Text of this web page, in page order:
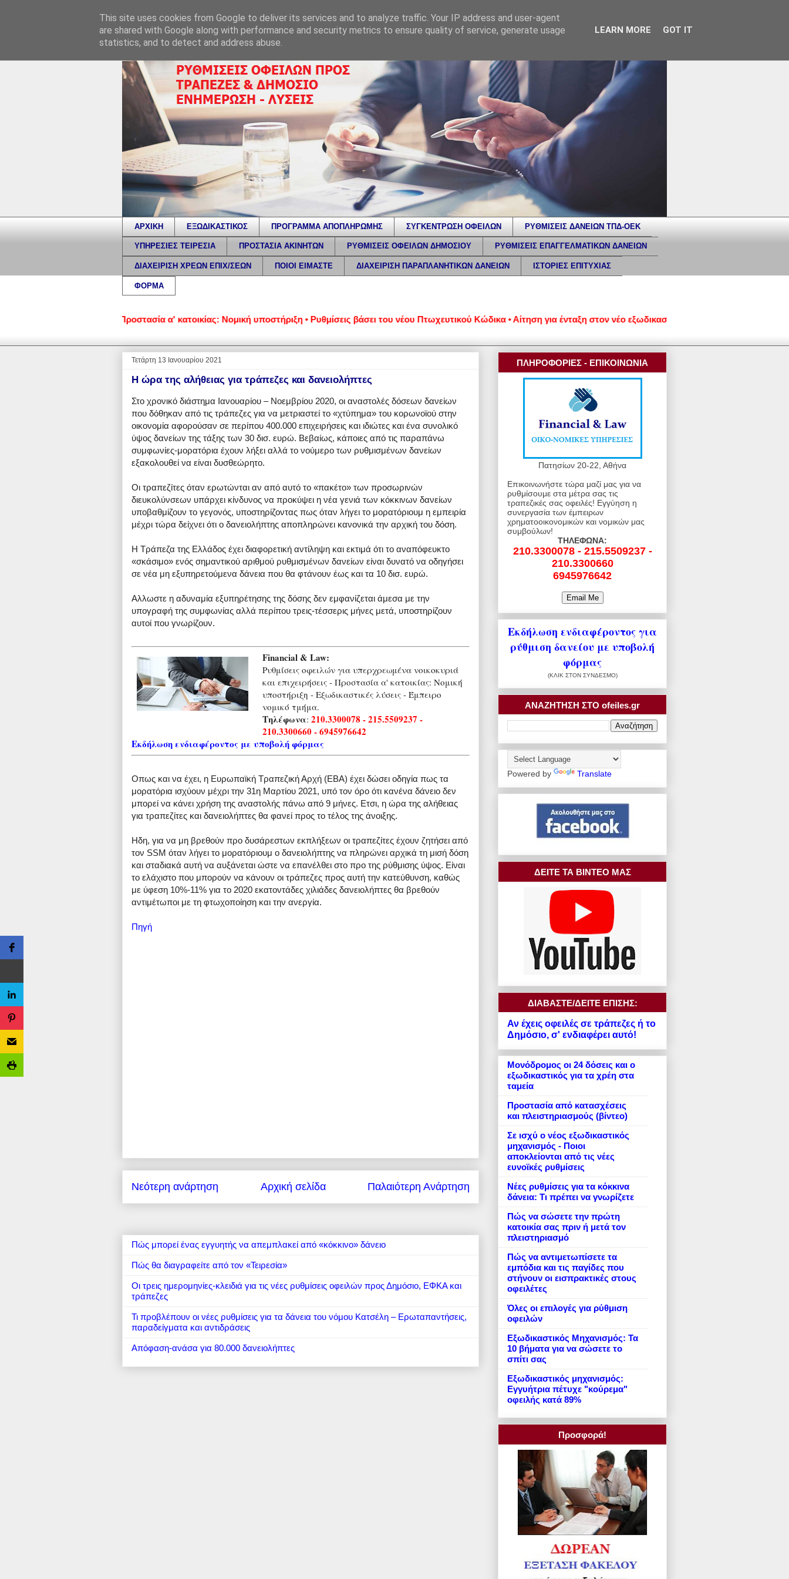
ΑΡΧΙΚΗ ΕΞΩΔΙΚΑΣΤΙΚΟΣ ΠΡΟΓΡΑΜΜΑ ΑΠΟΠΛΗΡΩΜΗΣ ΣΥΓΚΕΝΤΡΩΣΗ ΟΦΕΙΛΩΝ ΡΥΘΜΙΣΕΙΣ ΔΑΝΕΙΩΝ ΤΠΔ-ΟΕΚ
ΥΠΗΡΕΣΙΕΣ ΤΕΙΡΕΣΙΑ ΠΡΟΣΤΑΣΙΑ ΑΚΙΝΗΤΩΝ ΡΥΘΜΙΣΕΙΣ ΟΦΕΙΛΩΝ ΔΗΜΟΣΙΟΥ ΡΥΘΜΙΣΕΙΣ ΕΠΑΓΓΕΛΜΑΤΙΚΩΝ ΔΑΝΕΙΩΝ
ΔΙΑΧΕΙΡΙΣΗ ΧΡΕΩΝ ΕΠΙΧ/ΣΕΩΝ ΠΟΙΟΙ ΕΙΜΑΣΤΕ ΔΙΑΧΕΙΡΙΣΗ ΠΑΡΑΠΛΑΝΗΤΙΚΩΝ ΔΑΝΕΙΩΝ ΙΣΤΟΡΙΕΣ ΕΠΙΤΥΧΙΑΣ
ΦΟΡΜΑ
και επιχειρήσεις • Προστασία α' κατοικίας: Νομική υποστήριξη • Ρυθμίσεις βάσει του νέου Πτωχευτικού Κώδικα • Αίτηση για ένταξη στον νέο εξωδικαστικό μηχανισμό ρύθμισης
Τετάρτη 13 Ιανουαρίου 2021
Η ώρα της αλήθειας για τράπεζες και δανειολήπτες
Στο χρονικό διάστημα Ιανουαρίου – Νοεμβρίου 2020, οι αναστολές δόσεων δανείων
που δόθηκαν από τις τράπεζες για να μετριαστεί το «χτύπημα» του κορωνοϊού στην
οικονομία αφορούσαν σε περίπου 400.000 επιχειρήσεις και ιδιώτες και ένα συνολικό
ύψος δανείων της τάξης των 30 δισ. ευρώ. Βεβαίως, κάποιες από τις παραπάνω
συμφωνίες-μορατόρια έχουν λήξει αλλά το νούμερο των ρυθμισμένων δανείων
εξακολουθεί να είναι δυσθεώρητο.
Οι τραπεζίτες όταν ερωτώνται αν από αυτό το «πακέτο» των προσωρινών
διευκολύνσεων υπάρχει κίνδυνος να προκύψει η νέα γενιά των κόκκινων δανείων
υποβαθμίζουν το γεγονός, υποστηρίζοντας πως όταν λήγει το μορατόριουμ η εμπειρία
μέχρι τώρα δείχνει ότι ο δανειολήπτης αποπληρώνει κανονικά την αρχική του δόση.
H Τράπεζα της Ελλάδος έχει διαφορετική αντίληψη και εκτιμά ότι το αναπόφευκτο
«σκάσιμο» ενός σημαντικού αριθμού ρυθμισμένων δανείων είναι δυνατό να οδηγήσει
σε νέα μη εξυπηρετούμενα δάνεια που θα φτάνουν έως και τα 10 δισ. ευρώ.
Αλλωστε η αδυναμία εξυπηρέτησης της δόσης δεν εμφανίζεται άμεσα με την
υπογραφή της συμφωνίας αλλά περίπου τρεις-τέσσερις μήνες μετά, υποστηρίζουν
αυτοί που γνωρίζουν.
Financial & Law:
Ρυθμίσεις οφειλών για υπερχρεωμένα νοικοκυριά
και επιχειρήσεις - Προστασία α' κατοικίας: Νομική
υποστήριξη - Εξωδικαστικές λύσεις - Έμπειρο
νομικό τμήμα.
Τηλέφωνα: 210.3300078 - 215.5509237 -
210.3300660 - 6945976642
Εκδήλωση ενδιαφέροντος με υποβολή φόρμας
Οπως και να έχει, η Ευρωπαϊκή Τραπεζική Αρχή (EBA) έχει δώσει οδηγία πως τα
μορατόρια ισχύουν μέχρι την 31η Μαρτίου 2021, υπό τον όρο ότι κανένα δάνειο δεν
μπορεί να κάνει χρήση της αναστολής πάνω από 9 μήνες. Ετσι, η ώρα της αλήθειας
για τραπεζίτες και δανειολήπτες θα φανεί προς το τέλος της άνοιξης.
Ηδη, για να μη βρεθούν προ δυσάρεστων εκπλήξεων οι τραπεζίτες έχουν ζητήσει από
τον SSM όταν λήγει το μορατόριουμ ο δανειολήπτης να πληρώνει αρχικά τη μισή δόση
και σταδιακά αυτή να αυξάνεται ώστε να επανέλθει στο προ της ρύθμισης ύψος. Είναι
το ελάχιστο που μπορούν να κάνουν οι τράπεζες προς αυτή την κατεύθυνση, καθώς
με ύφεση 10%-11% για το 2020 εκατοντάδες χιλιάδες δανειολήπτες θα βρεθούν
αντιμέτωποι με τη φτωχοποίηση και την ανεργία.
Πηγή
Νεότερη ανάρτηση Παλαιότερη Ανάρτηση
Αρχική σελίδα
Πώς μπορεί ένας εγγυητής να απεμπλακεί από «κόκκινο» δάνειο
Πώς θα διαγραφείτε από τον «Τειρεσία»
Οι τρεις ημερομηνίες-κλειδιά για τις νέες ρυθμίσεις οφειλών προς Δημόσιο, ΕΦΚΑ και
τράπεζες
Τι προβλέπουν οι νέες ρυθμίσεις για τα δάνεια του νόμου Κατσέλη – Ερωταπαντήσεις,
παραδείγματα και αντιδράσεις
Απόφαση-ανάσα για 80.000 δανειολήπτες
ΠΛΗΡΟΦΟΡΙΕΣ - ΕΠΙΚΟΙΝΩΝΙΑ
Πατησίων 20-22, Αθήνα
Επικοινωνήστε τώρα μαζί μας για να
ρυθμίσουμε στα μέτρα σας τις
τραπεζικές σας οφειλές! Εγγύηση η
συνεργασία των έμπειρων
χρηματοοικονομικών και νομικών μας
συμβούλων!
ΤΗΛΕΦΩΝΑ:
210.3300078 - 215.5509237 -
210.3300660
6945976642
Εκδήλωση ενδιαφέροντος για
ρύθμιση δανείου με υποβολή
φόρμας
(ΚΛΙΚ ΣΤΟΝ ΣΥΝΔΕΣΜΟ)
ΑΝΑΖΗΤΗΣΗ ΣΤΟ ofeiles.gr
Powered by Translate
ΔΕΙΤΕ ΤΑ ΒΙΝΤΕΟ ΜΑΣ
ΔΙΑΒΑΣΤΕ/ΔΕΙΤΕ ΕΠΙΣΗΣ:
Αν έχεις οφειλές σε τράπεζες ή το
Δημόσιο, σ' ενδιαφέρει αυτό!
Μονόδρομος οι 24 δόσεις και ο
εξωδικαστικός για τα χρέη στα
ταμεία
Προστασία από κατασχέσεις
και πλειστηριασμούς (βίντεο)
Σε ισχύ ο νέος εξωδικαστικός
μηχανισμός - Ποιοι
αποκλείονται από τις νέες
ευνοϊκές ρυθμίσεις
Νέες ρυθμίσεις για τα κόκκινα
δάνεια: Τι πρέπει να γνωρίζετε
Πώς να σώσετε την πρώτη
κατοικία σας πριν ή μετά τον
πλειστηριασμό
Πώς να αντιμετωπίσετε τα
εμπόδια και τις παγίδες που
στήνουν οι εισπρακτικές στους
οφειλέτες
Όλες οι επιλογές για ρύθμιση
οφειλών
Εξωδικαστικός Μηχανισμός: Τα
10 βήματα για να σώσετε το
σπίτι σας
Εξωδικαστικός μηχανισμός:
Εγγυήτρια πέτυχε "κούρεμα"
οφειλής κατά 89%
Προσφορά!
This site uses cookies from Google to deliver its services and to analyze traffic. Your IP address and user-agent
are shared with Google along with performance and security metrics to ensure quality of service, generate usage
statistics, and to detect and address abuse.
LEARN MORE GOT IT